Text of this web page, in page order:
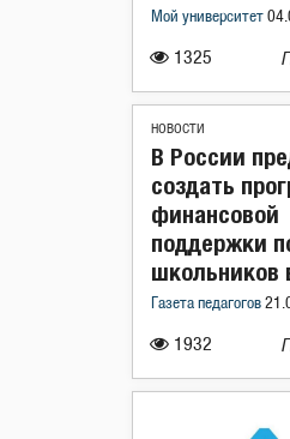
1325
Мой университет
НОВОСТИ
1932
В России
создать
финансовой
поддержки
школьников
Газета педагогов